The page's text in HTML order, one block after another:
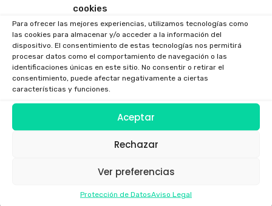
cookies
Para ofrecer las mejores experiencias, utilizamos tecnologías como
las cookies para almacenar y/o acceder a la información del
dispositivo. El consentimiento de estas tecnologías nos permitirá
procesar datos como el comportamiento de navegación o las
identificaciones únicas en este sitio. No consentir o retirar el
consentimiento, puede afectar negativamente a ciertas
características y funciones.
Aceptar
Rechazar
Ver preferencias
Protección de DatosAviso Legal
FESTIVAL AEREO(3)
GAFAS DRONES(1) GAFAS FPV(1)
GAFAS INMERSIVAS (1) GALICIA(3) GOGGLES(1)
NUEVA LEY DRONES(1) OPERADOR AESA(4)
PLANIFICADOR OPERACIONES DRONES